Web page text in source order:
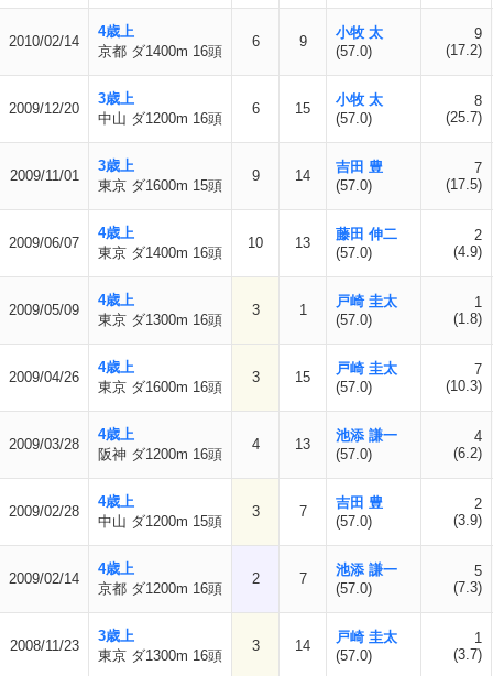
2010/02/14
4歳上
京都 ダ1400m 16頭
6 9
小牧 太
(57.0)
9
(17.2)
2009/12/20
3歳上
中山 ダ1200m 16頭
6 15
小牧 太
(57.0)
8
(25.7)
2009/11/01
3歳上
東京 ダ1600m 15頭
9 14
吉田 豊
(57.0)
7
(17.5)
2009/06/07
4歳上
東京 ダ1400m 16頭
10 13
藤田 伸二
(57.0)
2
(4.9)
2009/05/09
4歳上
東京 ダ1300m 16頭
3 1
戸崎 圭太
(57.0)
1
(1.8)
2009/04/26
4歳上
東京 ダ1600m 16頭
3 15
戸崎 圭太
(57.0)
7
(10.3)
2009/03/28
4歳上
阪神 ダ1200m 16頭
4 13
池添 謙一
(57.0)
4
(6.2)
2009/02/28
4歳上
中山 ダ1200m 15頭
3 7
吉田 豊
(57.0)
2
(3.9)
2009/02/14
4歳上
京都 ダ1200m 16頭
2 7
池添 謙一
(57.0)
5
(7.3)
2008/11/23
3歳上
東京 ダ1300m 16頭
3 14
戸崎 圭太
(57.0)
1
(3.7)